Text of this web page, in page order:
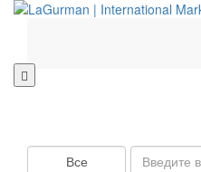
Все